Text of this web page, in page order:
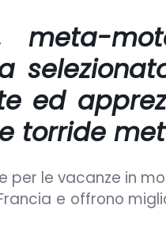
meta-
ed
torride
per le vacanze in
e offrono